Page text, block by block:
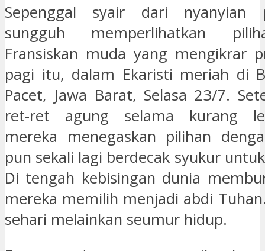
Sepenggal syair dari nyanyian
sungguh memperlihatkan
Fransiskan muda yang mengikrar
pagi itu, dalam Ekaristi meriah di
Pacet, Jawa Barat, Selasa 23/7.
ret-ret agung selama kurang
mereka menegaskan pilihan
pun sekali lagi berdecak syukur
Di tengah kebisingan dunia
mereka memilih menjadi abdi
sehari melainkan seumur hidup.